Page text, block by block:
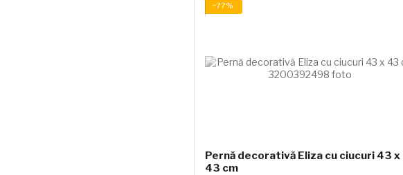
−77%
Pernă decorativă Eliza cu ciucuri 43 x
43 cm